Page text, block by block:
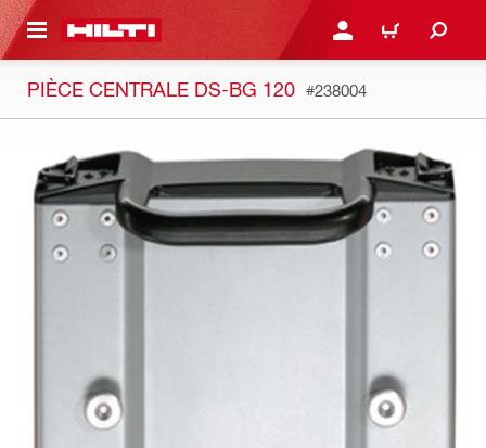
SE CONNECTER OU
PANIER
PIÈCE CENTRALE DS-BG 120 #238004